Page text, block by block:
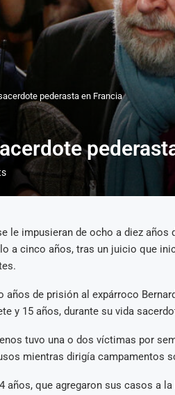
pederasta en Francia
le impusieran de ocho a diez años
a cinco años, tras un juicio que
de prisión al expárroco
y 15 años, durante su vida
tuvo una o dos víctimas por
mientras dirigía campamentos
años, que agregaron sus casos a